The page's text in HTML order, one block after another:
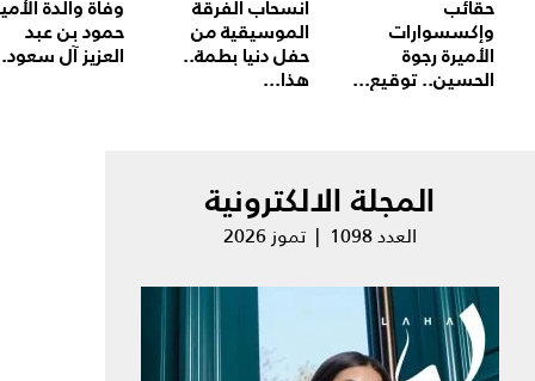
حقائب
وإكسسوارات
الأميرة رجوة
الحسين.. توقيع...
انسحاب الفرقة
الموسيقية من
حفل دنيا بطمة..
هذا...
وفاة والدة
حمود بن عبد
العزيز آل
المجلة الالكترونية
العدد 1098 | تموز 2026